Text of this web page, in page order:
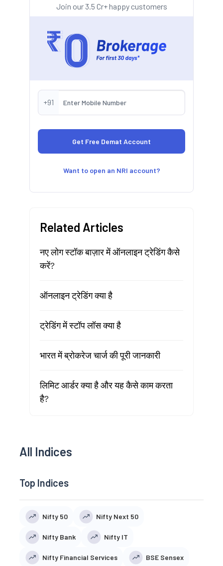
Join our 3.5 Cr+ happy customers
+91
Want to open an NRI account?
Related Articles
नए लोग स्टॉक बाज़ार में ऑनलाइन ट्रेडिंग कैसे
करें?
ऑनलाइन ट्रेडिंग क्या है
ट्रेडिंग में स्टॉप लॉस क्या है
भारत में ब्रोकरेज चार्ज की पूरी जानकारी
लिमिट आर्डर क्या है और यह कैसे काम करता
है?
All Indices
Top Indices
Nifty 50 Nifty Next 50
Nifty Bank Nifty IT
Nifty Financial Services BSE Sensex